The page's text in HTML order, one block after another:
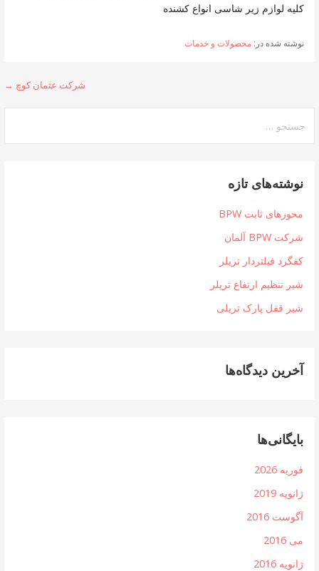
کلیه لوازم زیر شاسی انواع کشنده
نوشته شده در: محصولات و خدمات
شرکت عثمان کوچ →
نوشته‌های تازه
محورهای ثابت BPW
شرکت BPW آلمان
کفگرد فیلتردار تریلر
شیر تنظیم ارتفاع تریلر
شیر قفل پارک تریلی
آخرین دیدگاه‌ها
بایگانی‌ها
فوریه 2026
ژانویه 2019
آگوست 2016
می 2016
ژانویه 2016